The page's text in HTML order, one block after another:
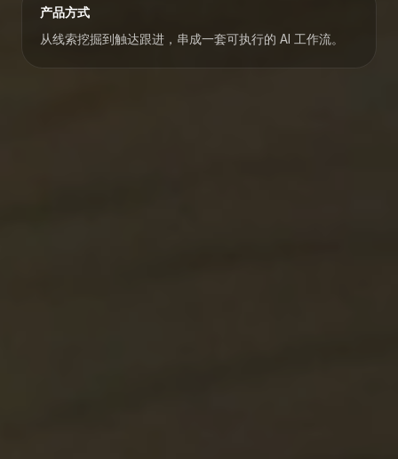
产品方式
从线索挖掘到触达跟进，串成一套可执行的 AI 工作流。